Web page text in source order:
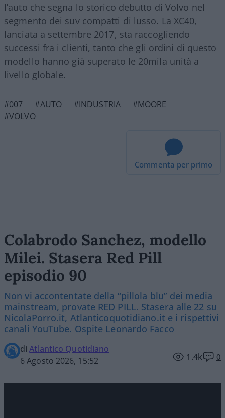
l’auto che segna lo storico debutto di Volvo nel
segmento dei suv compatti di lusso. La XC40,
lanciata a settembre 2017, sta raccogliendo
successi fra i clienti, tanto che gli ordini di questo
modello hanno già superato le 20mila unità a
livello globale.
#007 #AUTO #INDUSTRIA
#MOORE
#VOLVO
Commenta per primo
Colabrodo Sanchez, modello
Milei. Stasera Red Pill
episodio 90
Non vi accontentate della “pillola blu” dei media
mainstream, provate RED PILL. Stasera alle 22 su
NicolaPorro.it, Atlanticoquotidiano.it e i rispettivi
canali YouTube. Ospite Leonardo Facco
diAtlantico Quotidiano
6 Agosto 2026, 15:52
1.4k 0